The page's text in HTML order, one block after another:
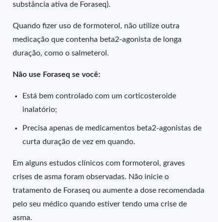
substância ativa de Foraseq).
Quando fizer uso de formoterol, não utilize outra
medicação que contenha beta2-agonista de longa
duração, como o salmeterol.
Não use Foraseq se você:
Está bem controlado com um corticosteroide
inalatório;
Precisa apenas de medicamentos beta2-agonistas de
curta duração de vez em quando.
Em alguns estudos clínicos com formoterol, graves
crises de asma foram observadas. Não inicie o
tratamento de Foraseq ou aumente a dose recomendada
pelo seu médico quando estiver tendo uma crise de
asma.